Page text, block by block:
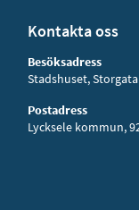
Kontakta oss
Besöksadress
Stadshuset,
Postadress
Lycksele kommun,